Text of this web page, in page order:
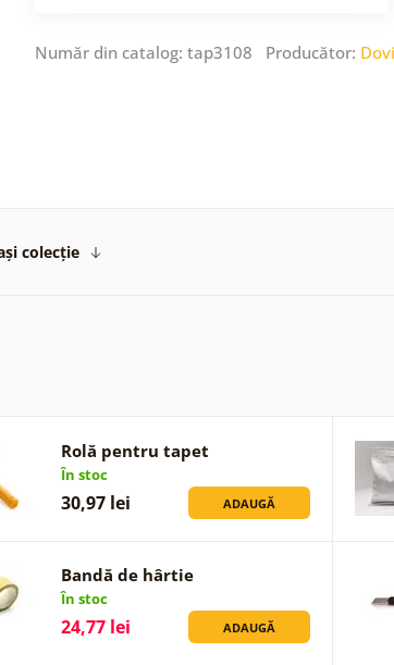
Număr din catalog: tap3108 Producător:
colecție
Rolă pentru tapet
În stoc
30,97 lei ADAUGĂ
Bandă de hârtie
În stoc
24,77 lei ADAUGĂ